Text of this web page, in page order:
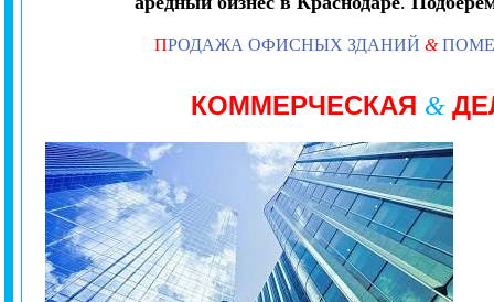
ПРОДАЖА ОФИСНЫХ ЗДАНИЙ &
КОММЕРЧЕСКАЯ &